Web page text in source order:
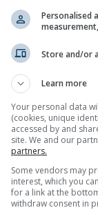
Alpes
)
intenzitet
Trenutni udari
predvidjeti.
točni od
Koliko
se procjenom
prognoza
postojeće
Personalised
Store and/or
Learn more
Your personal data
(cookies, unique
accessed by and
site. We and our
partners.
Some vendors may
interest, which you
for a link at the
withdraw consent in